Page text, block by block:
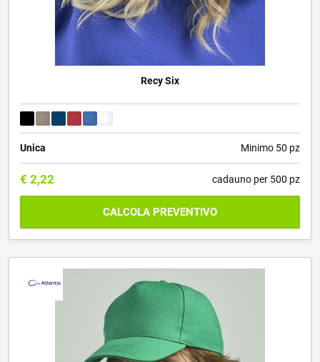
Recy Six
Unica Minimo 50 pz
€ 2,22 cadauno per 500 pz
CALCOLA PREVENTIVO